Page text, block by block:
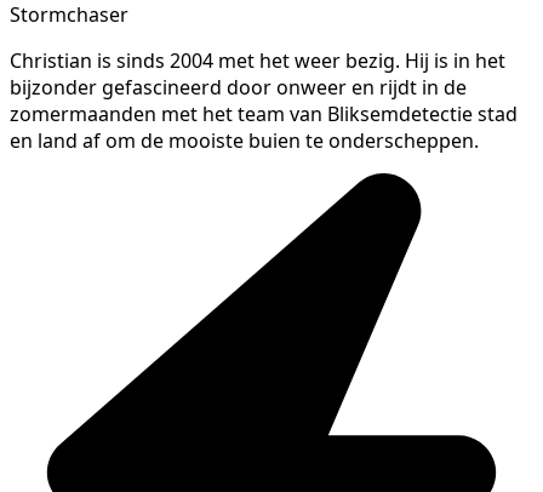
Stormchaser
Christian is sinds 2004 met het weer bezig. Hij is in het
bijzonder gefascineerd door onweer en rijdt in de
zomermaanden met het team van Bliksemdetectie stad
en land af om de mooiste buien te onderscheppen.